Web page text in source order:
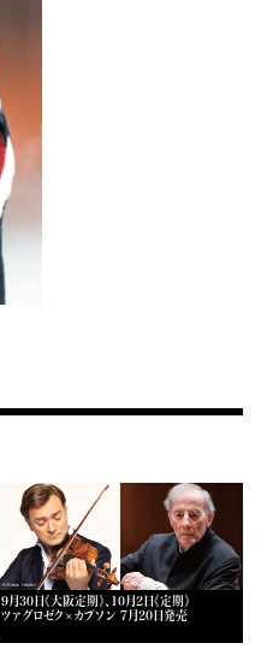
9月30日《大阪定期》、10月2日《定期》
ツァグロゼク×カプソン 7月20日発売